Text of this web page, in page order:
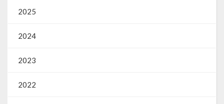
2025
2024
2023
2022